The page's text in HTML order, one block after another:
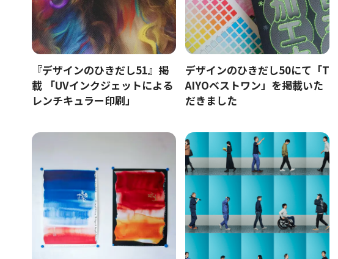
『デザインのひきだし51』掲
載 「UVインクジェットによる
レンチキュラー印刷」
デザインのひきだし50にて「T
AIYOベストワン」を掲載いた
だきました